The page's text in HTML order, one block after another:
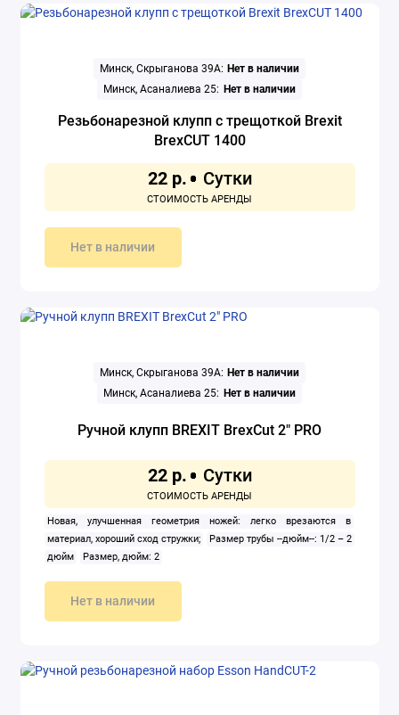
Минск, Скрыганова 39А: Нет в наличии
Минск, Асаналиева 25: Нет в наличии
Резьбонарезной клупп с трещоткой Brexit
BrexCUT 1400
22 р.
Нет в наличии
Минск, Скрыганова 39А: Нет в наличии
Минск, Асаналиева 25: Нет в наличии
Ручной клупп BREXIT BrexCut 2" PRO
22 р.
Новая, улучшенная геометрия ножей: легко врезаются в
материал, хороший сход стружки;
Размер трубы --дюйм--: 1/2 – 2
дюйм
Размер, дюйм: 2
Нет в наличии